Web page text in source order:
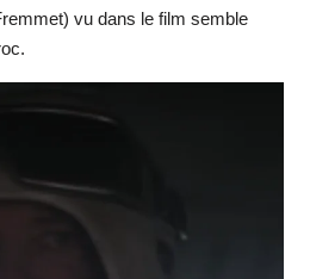
vu dans le film semble